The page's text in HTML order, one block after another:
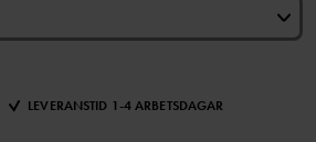
LEVERANSTID 1-4 ARBETSDAGAR